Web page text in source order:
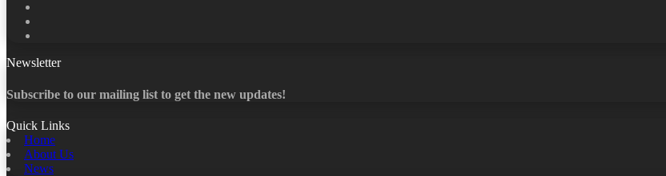
Newsletter
Subscribe to our mailing list to get the new updates!
Quick Links
Home
About Us
News